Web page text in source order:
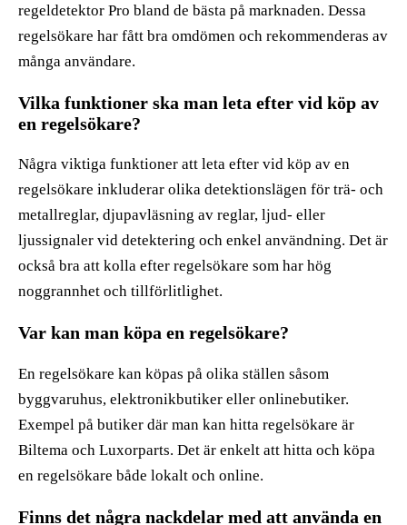
regeldetektor Pro bland de bästa på marknaden. Dessa
regelsökare har fått bra omdömen och rekommenderas av
många användare.
Vilka funktioner ska man leta efter vid köp av
en regelsökare?
Några viktiga funktioner att leta efter vid köp av en
regelsökare inkluderar olika detektionslägen för trä- och
metallreglar, djupavläsning av reglar, ljud- eller
ljussignaler vid detektering och enkel användning. Det är
också bra att kolla efter regelsökare som har hög
noggrannhet och tillförlitlighet.
Var kan man köpa en regelsökare?
En regelsökare kan köpas på olika ställen såsom
byggvaruhus, elektronikbutiker eller onlinebutiker.
Exempel på butiker där man kan hitta regelsökare är
Biltema och Luxorparts. Det är enkelt att hitta och köpa
en regelsökare både lokalt och online.
Finns det några nackdelar med att använda en